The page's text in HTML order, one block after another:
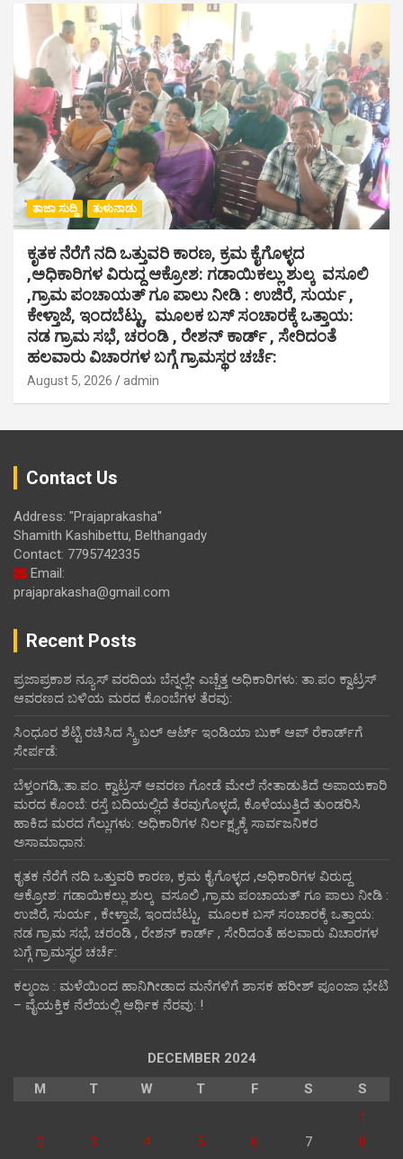
ತಾಜಾ ಸುದ್ದಿ ತುಳುನಾಡು
ಕೃತಕ ನೆರೆಗೆ ನದಿ ಒತ್ತುವರಿ ಕಾರಣ, ಕ್ರಮ ಕೈಗೊಳ್ಳದ
,ಅಧಿಕಾರಿಗಳ ವಿರುದ್ದ ಆಕ್ರೋಶ: ಗಡಾಯಿಕಲ್ಲು ಶುಲ್ಕ ವಸೂಲಿ
,ಗ್ರಾಮ ಪಂಚಾಯತ್ ಗೂ ಪಾಲು ನೀಡಿ : ಉಜಿರೆ, ಸುರ್ಯ ,
ಕೇಳ್ತಾಜೆ, ಇಂದಬೆಟ್ಟು, ಮೂಲಕ ಬಸ್ ಸಂಚಾರಕ್ಕೆ ಒತ್ತಾಯ:
ನಡ ಗ್ರಾಮ ಸಭೆ, ಚರಂಡಿ , ರೇಶನ್ ಕಾರ್ಡ್ , ಸೇರಿದಂತೆ
ಹಲವಾರು ವಿಚಾರಗಳ ಬಗ್ಗೆ ಗ್ರಾಮಸ್ಥರ ಚರ್ಚೆ:
August 5, 2026 admin
Contact Us
Address: "Prajaprakasha"
Shamith Kashibettu, Belthangady
Contact: 7795742335
Email:
prajaprakasha@gmail.com
Recent Posts
ಪ್ರಜಾಪ್ರಕಾಶ ನ್ಯೂಸ್ ವರದಿಯ ಬೆನ್ನಲ್ಲೇ ಎಚ್ಚೆತ್ತ ಅಧಿಕಾರಿಗಳು: ತಾ.ಪಂ ಕ್ವಾಟ್ರಸ್
ಆವರಣದ ಬಳಿಯ ಮರದ ಕೊಂಬೆಗಳ ತೆರವು:
ಸಿಂಧೂರ ಶೆಟ್ಟಿ ರಚಿಸಿದ ಸ್ಕ್ರಿಬಲ್ ಆರ್ಟ್ ಇಂಡಿಯಾ ಬುಕ್ ಆಪ್ ರೆಕಾರ್ಡ್‌ಗೆ
ಸೇರ್ಪಡೆ:
ಬೆಳ್ತಂಗಡಿ,:ತಾ.ಪಂ‌. ಕ್ವಾಟ್ರಸ್ ಆವರಣ ಗೋಡೆ ಮೇಲೆ ನೇತಾಡುತಿದೆ ಅಪಾಯಕಾರಿ
ಮರದ ಕೊಂಬೆ: ರಸ್ತೆ ಬದಿಯಲ್ಲಿದೆ ತೆರವುಗೊಳ್ಳದೆ, ಕೊಳೆಯುತ್ತಿದೆ ತುಂಡರಿಸಿ
ಹಾಕಿದ ಮರದ ಗೆಲ್ಲುಗಳು: ಅಧಿಕಾರಿಗಳ ನಿರ್ಲಕ್ಷ್ಯಕ್ಕೆ ಸಾರ್ವಜನಿಕರ
ಅಸಾಮಾಧಾನ:
ಕೃತಕ ನೆರೆಗೆ ನದಿ ಒತ್ತುವರಿ ಕಾರಣ, ಕ್ರಮ ಕೈಗೊಳ್ಳದ ,ಅಧಿಕಾರಿಗಳ ವಿರುದ್ದ
ಆಕ್ರೋಶ: ಗಡಾಯಿಕಲ್ಲು ಶುಲ್ಕ ವಸೂಲಿ ,ಗ್ರಾಮ ಪಂಚಾಯತ್ ಗೂ ಪಾಲು ನೀಡಿ :
ಉಜಿರೆ, ಸುರ್ಯ , ಕೇಳ್ತಾಜೆ, ಇಂದಬೆಟ್ಟು, ಮೂಲಕ ಬಸ್ ಸಂಚಾರಕ್ಕೆ ಒತ್ತಾಯ:
ನಡ ಗ್ರಾಮ ಸಭೆ, ಚರಂಡಿ , ರೇಶನ್ ಕಾರ್ಡ್ , ಸೇರಿದಂತೆ ಹಲವಾರು ವಿಚಾರಗಳ
ಬಗ್ಗೆ ಗ್ರಾಮಸ್ಥರ ಚರ್ಚೆ:
ಕಲ್ಮಂಜ : ಮಳೆಯಿಂದ ಹಾನಿಗೀಡಾದ ಮನೆಗಳಿಗೆ ಶಾಸಕ ಹರೀಶ್ ಪೂಂಜಾ ಭೇಟಿ
– ವೈಯಕ್ತಿಕ ನೆಲೆಯಲ್ಲಿ ಆರ್ಥಿಕ‌ ನೆರವು: !
DECEMBER 2024
M
T W T F S
S
1
2
3 4 5 6 7
8